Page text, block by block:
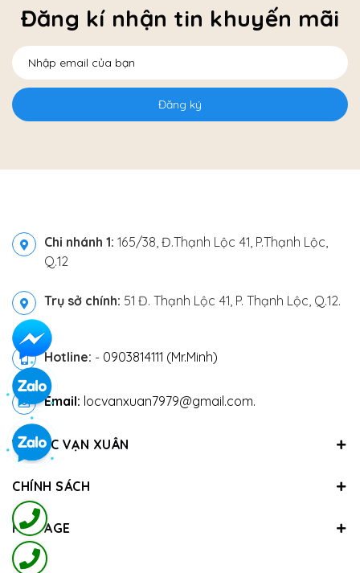
Đăng kí nhận tin khuyến mãi
Đăng ký
Chi nhánh 1: 165/38, Đ.Thạnh Lộc 41, P.Thạnh Lộc,
Q.12
Trụ sở chính: 51 Đ. Thạnh Lộc 41, P. Thạnh Lộc, Q.12.
Hotline: - 0903814111 (Mr.Minh)
Email: locvanxuan7979@gmail.com.
VỀ LỘC VẠN XUÂN
CHÍNH SÁCH
FANPAGE